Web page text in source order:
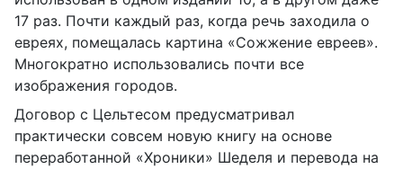
17 раз. Почти каждый раз, когда речь заходила о
евреях, помещалась картина «Сожжение евреев».
Многократно использовались почти все
изображения городов.
Договор с Цельтесом предусматривал
практически совсем новую книгу на основе
переработанной «Хроники» Шеделя и перевода на